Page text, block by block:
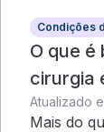
Condições
O que é
cirurgia
Atualizado
Mais do